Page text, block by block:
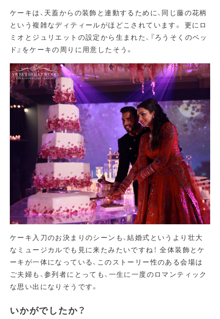
ケーキは、天蓋からの装飾と連動するために、同じ藤の花柄
という複雑なディティールがほどこされています。 更にロ
ミオとジュリエットの設定から生まれた、『ろうそくのベッ
ド』をケーキの周りに用意したそう。
ケーキ入刀のお決まりのシーンも、結婚式というより壮大
なミュージカルでも見に来たみたいですね！ 全体装飾とケ
ーキが一体になっている、このストーリー性のある会場は
ご夫婦も、参列者にとっても、一生に一度のロマンティック
な思い出になりそうです。
いかがでしたか？